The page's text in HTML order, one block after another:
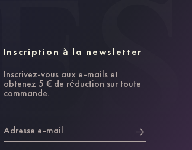
Inscription à la newsletter
Inscrivez-vous aux e-mails et
obtenez 5 € de réduction sur toute
commande.
Adresse e-mail